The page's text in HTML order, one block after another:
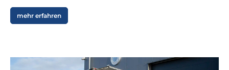
mehr erfahren